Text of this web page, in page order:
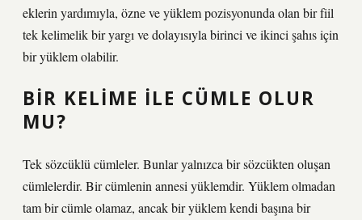
eklerin yardımıyla, özne ve yüklem pozisyonunda olan bir fiil
tek kelimelik bir yargı ve dolayısıyla birinci ve ikinci şahıs için
bir yüklem olabilir.
BIR KELIME ILE CÜMLE OLUR
MU?
Tek sözcüklü cümleler. Bunlar yalnızca bir sözcükten oluşan
cümlelerdir. Bir cümlenin annesi yüklemdir. Yüklem olmadan
tam bir cümle olamaz, ancak bir yüklem kendi başına bir